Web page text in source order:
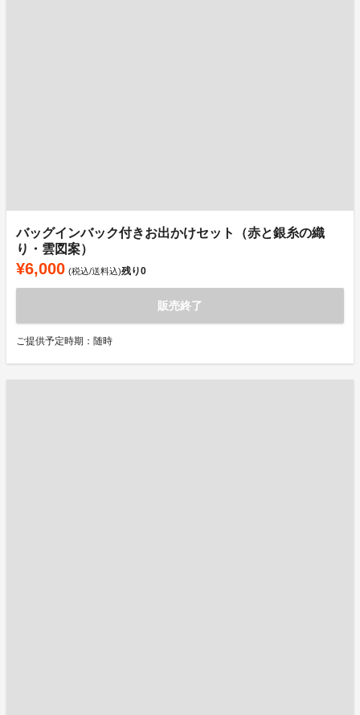
バッグインバック付きお出かけセット（赤と銀糸の織
り・雲図案）
¥6,000 (税込/送料込)残り0
販売終了
ご提供予定時期：随時